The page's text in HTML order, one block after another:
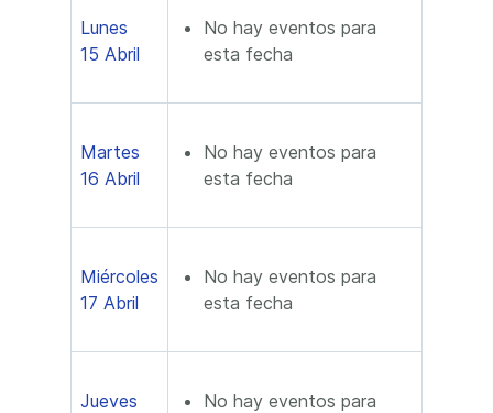
Lunes
15 Abril
No hay eventos para
esta fecha
Martes
16 Abril
No hay eventos para
esta fecha
Miércoles
17 Abril
No hay eventos para
esta fecha
Jueves
No hay eventos para